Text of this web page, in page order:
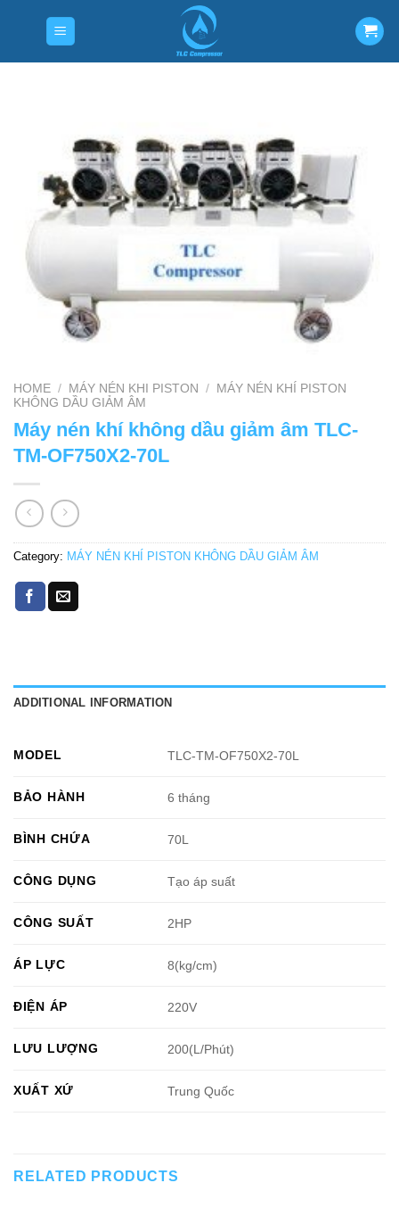
HOME / MÁY NÉN KHI PISTON /
MÁY NÉN KHÍ PISTON
KHÔNG DẦU GIẢM ÂM
Máy nén khí không dầu giảm âm TLC-
TM-OF750X2-70L
Category: MÁY NÉN KHÍ PISTON KHÔNG DẦU GIẢM ÂM
ADDITIONAL INFORMATION
MODEL TLC-TM-OF750X2-70L
BẢO HÀNH 6 tháng
BÌNH CHỨA 70L
CÔNG DỤNG Tạo áp suất
CÔNG SUẤT 2HP
ÁP LỰC 8(kg/cm)
ĐIỆN ÁP 220V
LƯU LƯỢNG 200(L/Phút)
XUẤT XỨ Trung Quốc
RELATED PRODUCTS